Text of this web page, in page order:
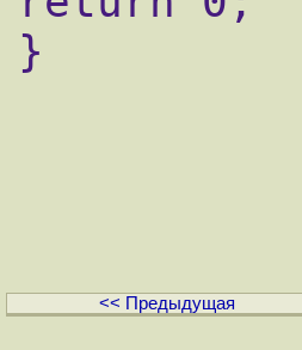
}
<< Предыдущая